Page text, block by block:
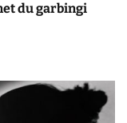
du garbingi